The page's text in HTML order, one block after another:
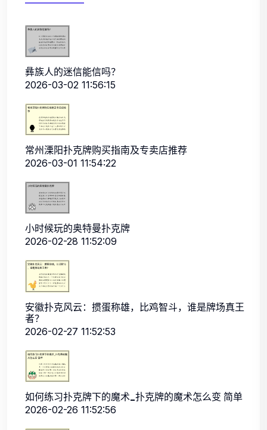
彝族人的迷信能信吗？
2026-03-02 11:56:15
常州溧阳扑克牌购买指南及专卖店推荐
2026-03-01 11:54:22
小时候玩的奥特曼扑克牌
2026-02-28 11:52:09
安徽扑克风云：掼蛋称雄，比鸡智斗，谁是牌场真王
者？
2026-02-27 11:52:53
如何练习扑克牌下的魔术_扑克牌的魔术怎么变 简单
2026-02-26 11:52:56